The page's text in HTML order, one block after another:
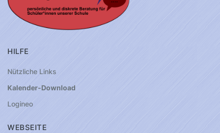
HILFE
Nützliche Links
Kalender-Download
Logineo
WEBSEITE